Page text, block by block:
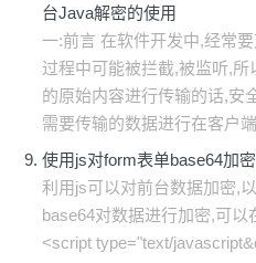
台Java解密的使用
一:前言 在软件开发中,经常
过程中可能被拦截,被监听,
的原始内容进行传输的话,安
需要传输的数据进行在客户
使用js对form表单base64加密
利用js可以对前台数据加密,
base64对数据进行加密,可
<script type="text/